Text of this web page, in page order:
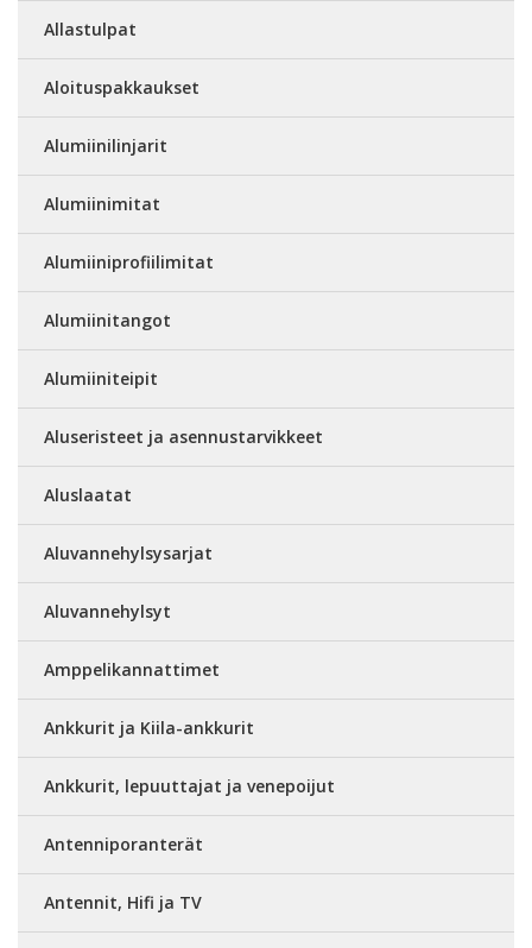
Allastulpat
Aloituspakkaukset
Alumiinilinjarit
Alumiinimitat
Alumiiniprofiilimitat
Alumiinitangot
Alumiiniteipit
Aluseristeet ja asennustarvikkeet
Aluslaatat
Aluvannehylsysarjat
Aluvannehylsyt
Amppelikannattimet
Ankkurit ja Kiila-ankkurit
Ankkurit, lepuuttajat ja venepoijut
Antenniporanterät
Antennit, Hifi ja TV